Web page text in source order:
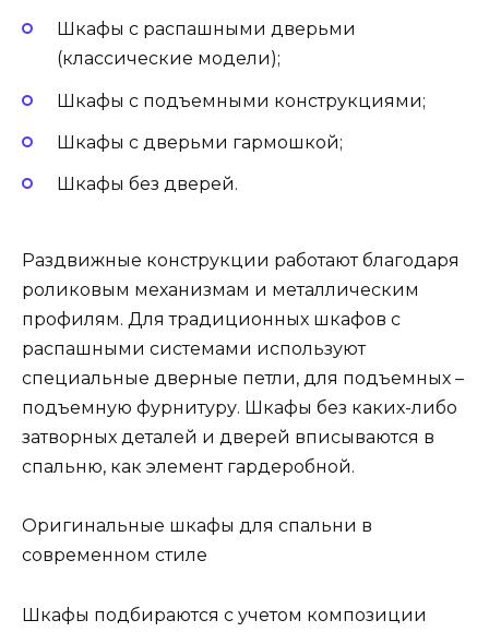
Шкафы с распашными дверьми
(классические модели);
Шкафы с подъемными конструкциями;
Шкафы с дверьми гармошкой;
Шкафы без дверей.
Раздвижные конструкции работают благодаря
роликовым механизмам и металлическим
профилям. Для традиционных шкафов с
распашными системами используют
специальные дверные петли, для подъемных –
подъемную фурнитуру. Шкафы без каких-либо
затворных деталей и дверей вписываются в
спальню, как элемент гардеробной.
Оригинальные шкафы для спальни в
современном стиле
Шкафы подбираются с учетом композиции